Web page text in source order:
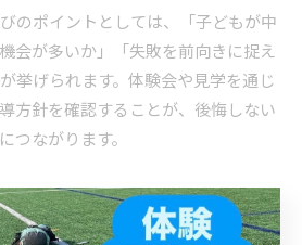
のポイントとしては、「子どもが中
会が多いか」「失敗を前向きに捉え
挙げられます。体験会や見学を通じ
方針を確認することが、後悔しない
つながります。